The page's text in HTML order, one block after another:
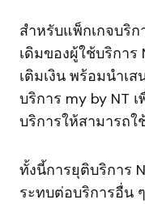
สำหรับแพ็กเกจบริก
เดิมของผู้ใช้บริการ
เติมเงิน พร้อมนำเ
บริการ my by NT
บริการให้สามารถใ
ทั้งนี้การยุติบริการ
ระทบต่อบริการอื่น